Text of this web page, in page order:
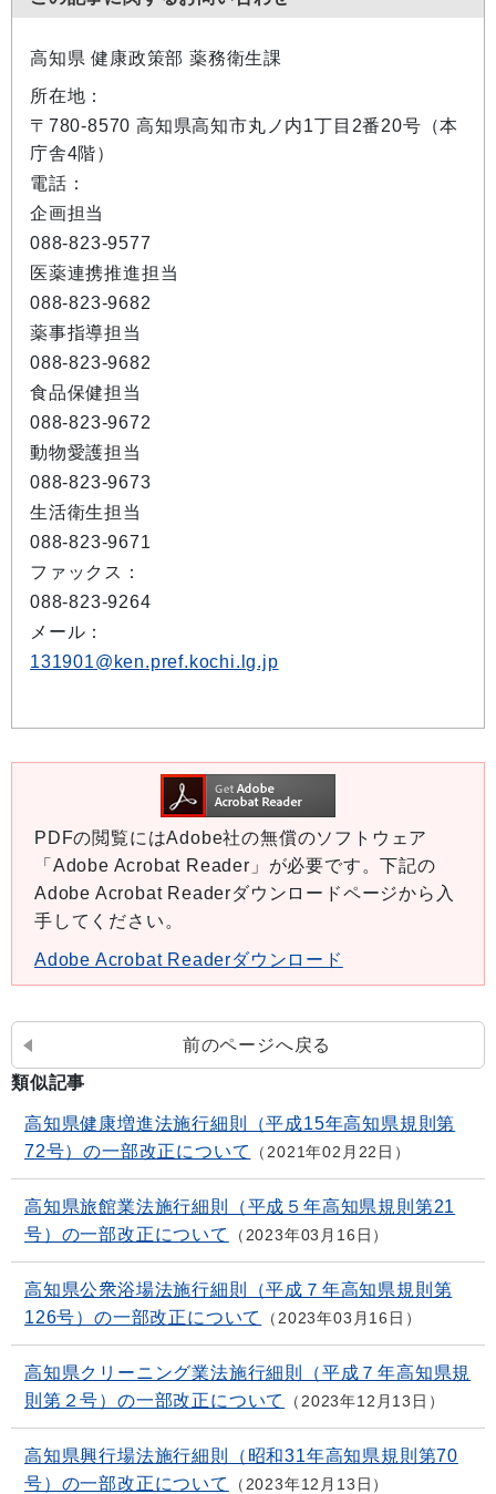
高知県 健康政策部 薬務衛生課
所在地：
〒780-8570 高知県高知市丸ノ内1丁目2番20号（本
庁舎4階）
電話：
企画担当
088-823-9577
医薬連携推進担当
088-823-9682
薬事指導担当
088-823-9682
食品保健担当
088-823-9672
動物愛護担当
088-823-9673
生活衛生担当
088-823-9671
ファックス：
088-823-9264
メール：
131901@ken.pref.kochi.lg.jp
PDFの閲覧にはAdobe社の無償のソフトウェア
「Adobe Acrobat Reader」が必要です。下記の
Adobe Acrobat Readerダウンロードページから入
手してください。
Adobe Acrobat Readerダウンロード
前のページへ戻る
類似記事
高知県健康増進法施行細則（平成15年高知県規則第
72号）の一部改正について
2021年02月22日
高知県旅館業法施行細則（平成５年高知県規則第21
号）の一部改正について
2023年03月16日
高知県公衆浴場法施行細則（平成７年高知県規則第
126号）の一部改正について
2023年03月16日
高知県クリーニング業法施行細則（平成７年高知県規
則第２号）の一部改正について
2023年12月13日
高知県興行場法施行細則（昭和31年高知県規則第70
号）の一部改正について
2023年12月13日